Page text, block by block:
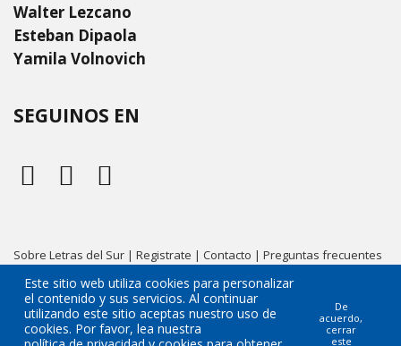
Walter Lezcano
Esteban Dipaola
Yamila Volnovich
SEGUINOS EN
Sobre Letras del Sur | Registrate | Contacto | Preguntas frecuentes
Condiciones de uso Políticas de privacidad |
Este sitio web utiliza cookies para personalizar
el contenido y sus servicios. Al continuar
utilizando este sitio aceptas nuestro uso de
cookies. Por favor, lea nuestra
De
acuerdo,
cerrar
este